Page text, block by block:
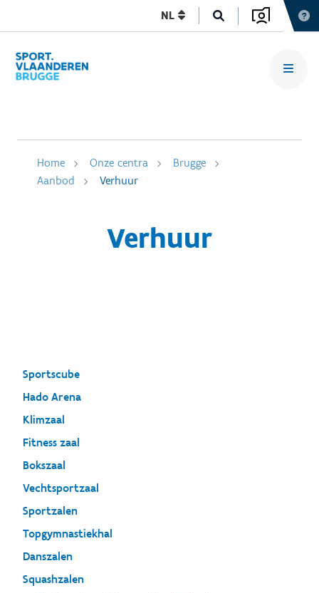
NL
Home Onze centra
Brugge
Aanbod
Verhuur
Verhuur
Sportscube
Hado Arena
Klimzaal
Fitness zaal
Bokszaal
Vechtsportzaal
Sportzalen
Topgymnastiekhal
Danszalen
Squashzalen